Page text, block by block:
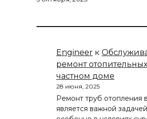
Engineer к
ремонт
частном доме
28 июня, 2025
Ремонт труб отопления
является важной